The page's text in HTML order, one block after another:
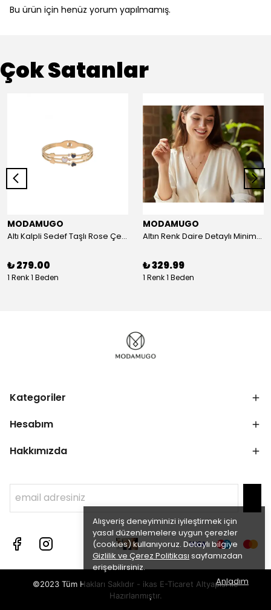
Alışveriş deneyiminizi iyileştirmek için
yasal düzenlemelere uygun çerezler
(cookies) kullanıyoruz. Detaylı bilgiye
Gizlilik ve Çerez Politikası sayfamızdan
erişebilirsiniz.
Anladım
Bu ürün için henüz yorum yapılmamış.
Çok Satanlar
MODAMUGO
Altı Kalpli Sedef Taşlı Rose Çelik Kelepçe Bileklik
₺ 279.00
1 Renk 1 Beden
MODAMUGO
Altın Renk Daire Detaylı Minimal Y Çelik Kolye
₺ 329.99
1 Renk 1 Beden
Kategoriler
Hesabım
Hakkımızda
©2023 Tüm Hakları Saklıdır - ikas E-Ticaret Altyapısı ile
Hazırlanmıştır.